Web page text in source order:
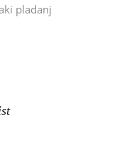
pladanj